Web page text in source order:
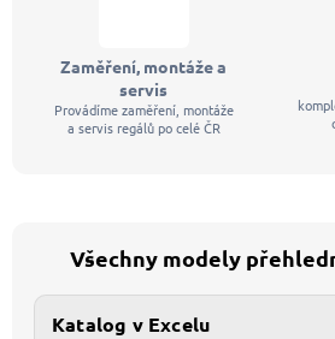
Zaměření, montáže a
servis
Provádíme zaměření, montáže
a servis regálů po celé ČR
Všechny modely
Katalog v Excelu